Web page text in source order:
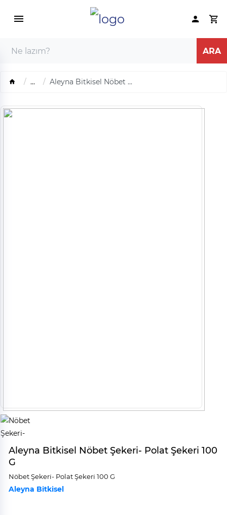
... Aleyna Bitkisel Nöbet ...
Aleyna Bitkisel Nöbet Şekeri- Polat Şekeri 100
G
Nöbet Şekeri̇- Polat Şekeri̇ 100 G
Aleyna Bitkisel